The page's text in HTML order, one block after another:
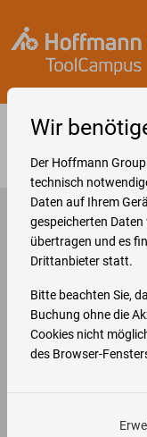
ToolCampus
Group
Wir freuen uns über
Hoffmann Group
ist für uns sehr
Teil ihrer
sicher fühlen,
Wir
Der Hoffmann
technisch
Daten auf Ihrem
gespeicherten
übertragen und es
Drittanbieter statt.
Bitte beachten Sie,
Buchung ohne die
Cookies nicht
des Browser-